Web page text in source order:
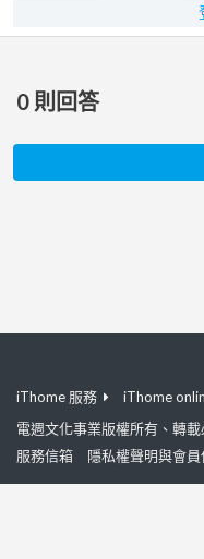
0 則回答
iThome 服務 iThome
電週文化事業版權所有、轉
服務信箱
隱私權聲明與會